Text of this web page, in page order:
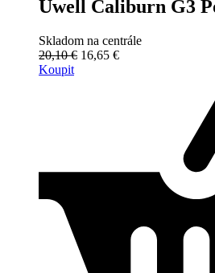
Uwell Caliburn G3
Skladom na centrále
20,10 € 16,65 €
Koupit